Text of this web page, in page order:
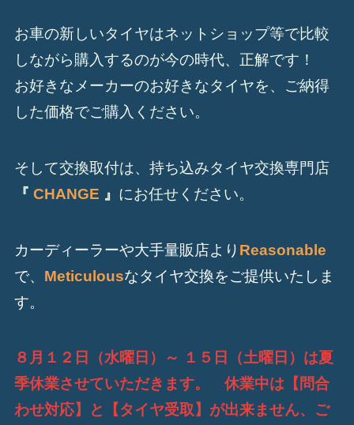
お車の新しいタイヤはネットショップ等で比較
しながら購入するのが今の時代、正解です！
お好きなメーカーのお好きなタイヤを、ご納得
した価格でご購入ください。
そして交換取付は、持ち込みタイヤ交換専門店
『 CHANGE 』 にお任せください。
カーディーラーや大手量販店より Reasonable
で、 Meticulousなタイヤ交換をご提供いたしま
す。
８月１２日（水曜日）～ １５日（土曜日）は夏
季休業させていただきます。 休業中は【問合
わせ対応】と【タイヤ受取】が出来ません、ご